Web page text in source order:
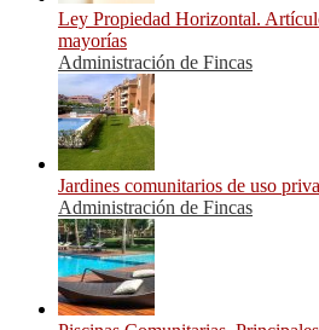
Ley Propiedad Horizontal.
mayorías
Administración de Fincas
Jardines comunitarios de uso
Administración de Fincas